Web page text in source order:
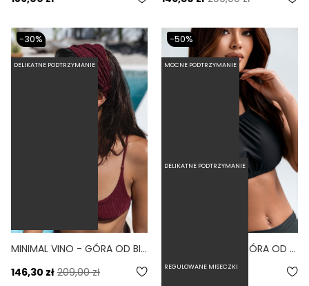
DELIKATNE PODTRZYMANIE
-30%
MINIMAL VINO - GÓRA OD BIKINI NA MAŁY BIUST WIĄZANE PLECY SCRUNCHIE BURGUND
146,30 zł 209,00 zł
MOCNE PODTRZYMANIE
-50%
QUADRO NERO - GÓRA OD BIKINI ZABUDOWANA CZARNY
94,50 zł 189,00 zł
DELIKATNE PODTRZYMANIE
REGULOWANE MISECZKI